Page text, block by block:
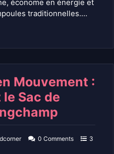
économe en énergie et
traditionnelles.…
Mouvement :
Sac de
dcorner 0 Comments
3